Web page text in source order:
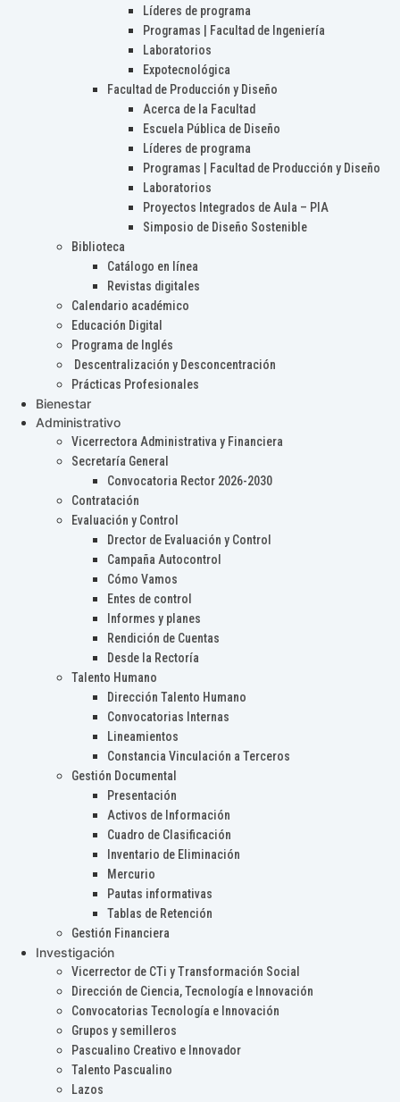
Líderes de programa
Programas | Facultad de Ingeniería
Laboratorios
Expotecnológica
Facultad de Producción y Diseño
Acerca de la Facultad
Escuela Pública de Diseño
Líderes de programa
Programas | Facultad de Producción y Diseño
Laboratorios
Proyectos Integrados de Aula – PIA
Simposio de Diseño Sostenible
Biblioteca
Catálogo en línea
Revistas digitales
Calendario académico
Educación Digital
Programa de Inglés
Descentralización y Desconcentración
Prácticas Profesionales
Bienestar
Administrativo
Vicerrectora Administrativa y Financiera
Secretaría General
Convocatoria Rector 2026-2030
Contratación
Evaluación y Control
Drector de Evaluación y Control
Campaña Autocontrol
Cómo Vamos
Entes de control
Informes y planes
Rendición de Cuentas
Desde la Rectoría
Talento Humano
Dirección Talento Humano
Convocatorias Internas
Lineamientos
Constancia Vinculación a Terceros
Gestión Documental
Presentación
Activos de Información
Cuadro de Clasificación
Inventario de Eliminación
Mercurio
Pautas informativas
Tablas de Retención
Gestión Financiera
Investigación
Vicerrector de CTi y Transformación Social
Dirección de Ciencia, Tecnología e Innovación
Convocatorias Tecnología e Innovación
Grupos y semilleros
Pascualino Creativo e Innovador
Talento Pascualino
Lazos